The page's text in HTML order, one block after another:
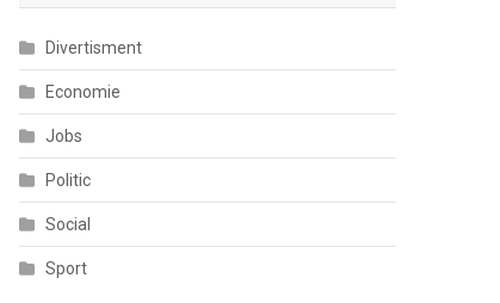
Divertisment
Economie
Jobs
Politic
Social
Sport